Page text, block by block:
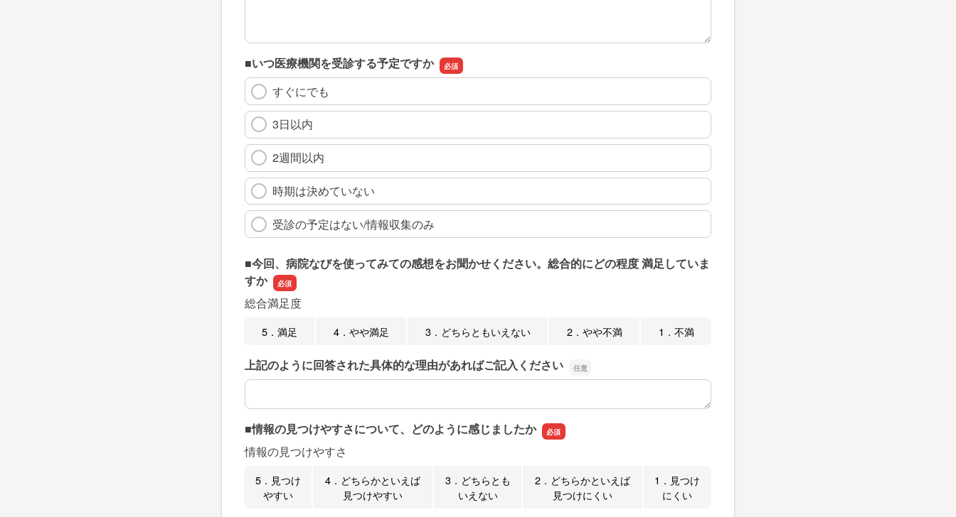
■いつ医療機関を受診する予定ですか
すぐにでも
3日以内
2週間以内
時期は決めていない
受診の予定はない/情報収集のみ
■今回、病院なびを使ってみての感想をお聞かせください。総合的にどの程度 満足していま
すか
総合満足度
5．満足 4．やや満足 3．どちらともいえない 2．やや不満 1．不満
上記のように回答された具体的な理由があればご記入ください
上記のように回答された具体的な理由があればご記入ください
■情報の見つけやすさについて、どのように感じましたか
情報の見つけやすさ
5．見つけ
やすい
4．どちらかといえば
見つけやすい
3．どちらとも
いえない
2．どちらかといえば
見つけにくい
1．見つけ
にくい